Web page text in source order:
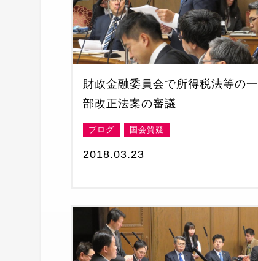
財政金融委員会で所得税法等の一
部改正法案の審議
ブログ 国会質疑
2018.03.23